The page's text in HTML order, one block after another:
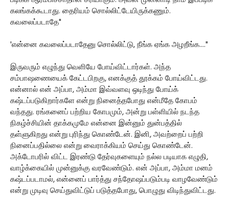
கலங்கக்கூடாது. தைரியம் சொல்லிட்டேயிருக்கணும்.
கவலைப்படாதே"
'என்னை கவலைப்படாதேனு சொல்லிட்டு, நீங்க ஏங்க அழறீங்க...."
இருவரும் எழுந்து வெளியே போய்விட்டார்கள். அந்த
சம்பாஷணையைக் கேட்டபிறகு, எனக்குத் தூக்கம் போய்விட்டது.
என்னால் என் அப்பா, அம்மா இவ்வளவு ஒடிந்து போய்க்
கஷ்டப்படுகிறார்களே என்று நினைத்தபோது என்மீதே கோபம்
வந்தது. ரங்கனைப் பற்றிய கோபமும், அன்று பள்ளியில் நடந்த
நிகழ்ச்சியின் தாக்கமுமே என்னை இன்னும் துன்பத்தில்
தள்ளுகிறது என்று புரிந்து கொண்டேன். இனி, அவற்றைப் பற்றி
நினைப்பதில்லை என்று வைராக்கியம் செய்து கொண்டேன்.
அக்டோபரில் விட்ட இரண்டு தேர்வுகளையும் நல்ல படியாக எழுதி,
வாழ்க்கையில் முன்னுக்கு வரவேண்டும். என் அப்பா, அம்மா மனம்
கஷ்டப்படாமல், என்னைப் பார்த்து சந்தோஷப்படும்படி வாழவேண்டும்
என்று முடிவு செய்துவிட்டுப் படுத்தபோது, பொழுது விடிந்துவிட்டது.